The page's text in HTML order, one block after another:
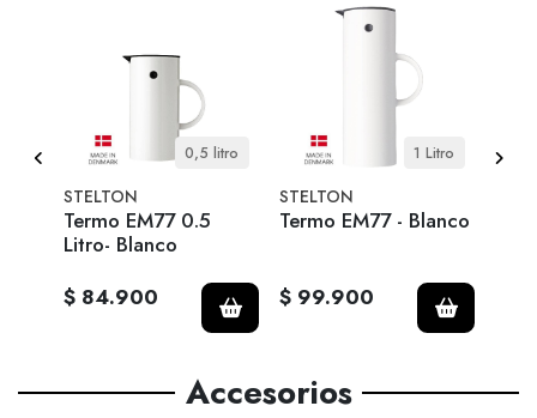
0,5 litro
STELTON
Termo EM77 0.5
Litro- Blanco
$ 84.900
1 Litro
STELTON
Termo EM77 - Blanco
$ 99.900
Accesorios